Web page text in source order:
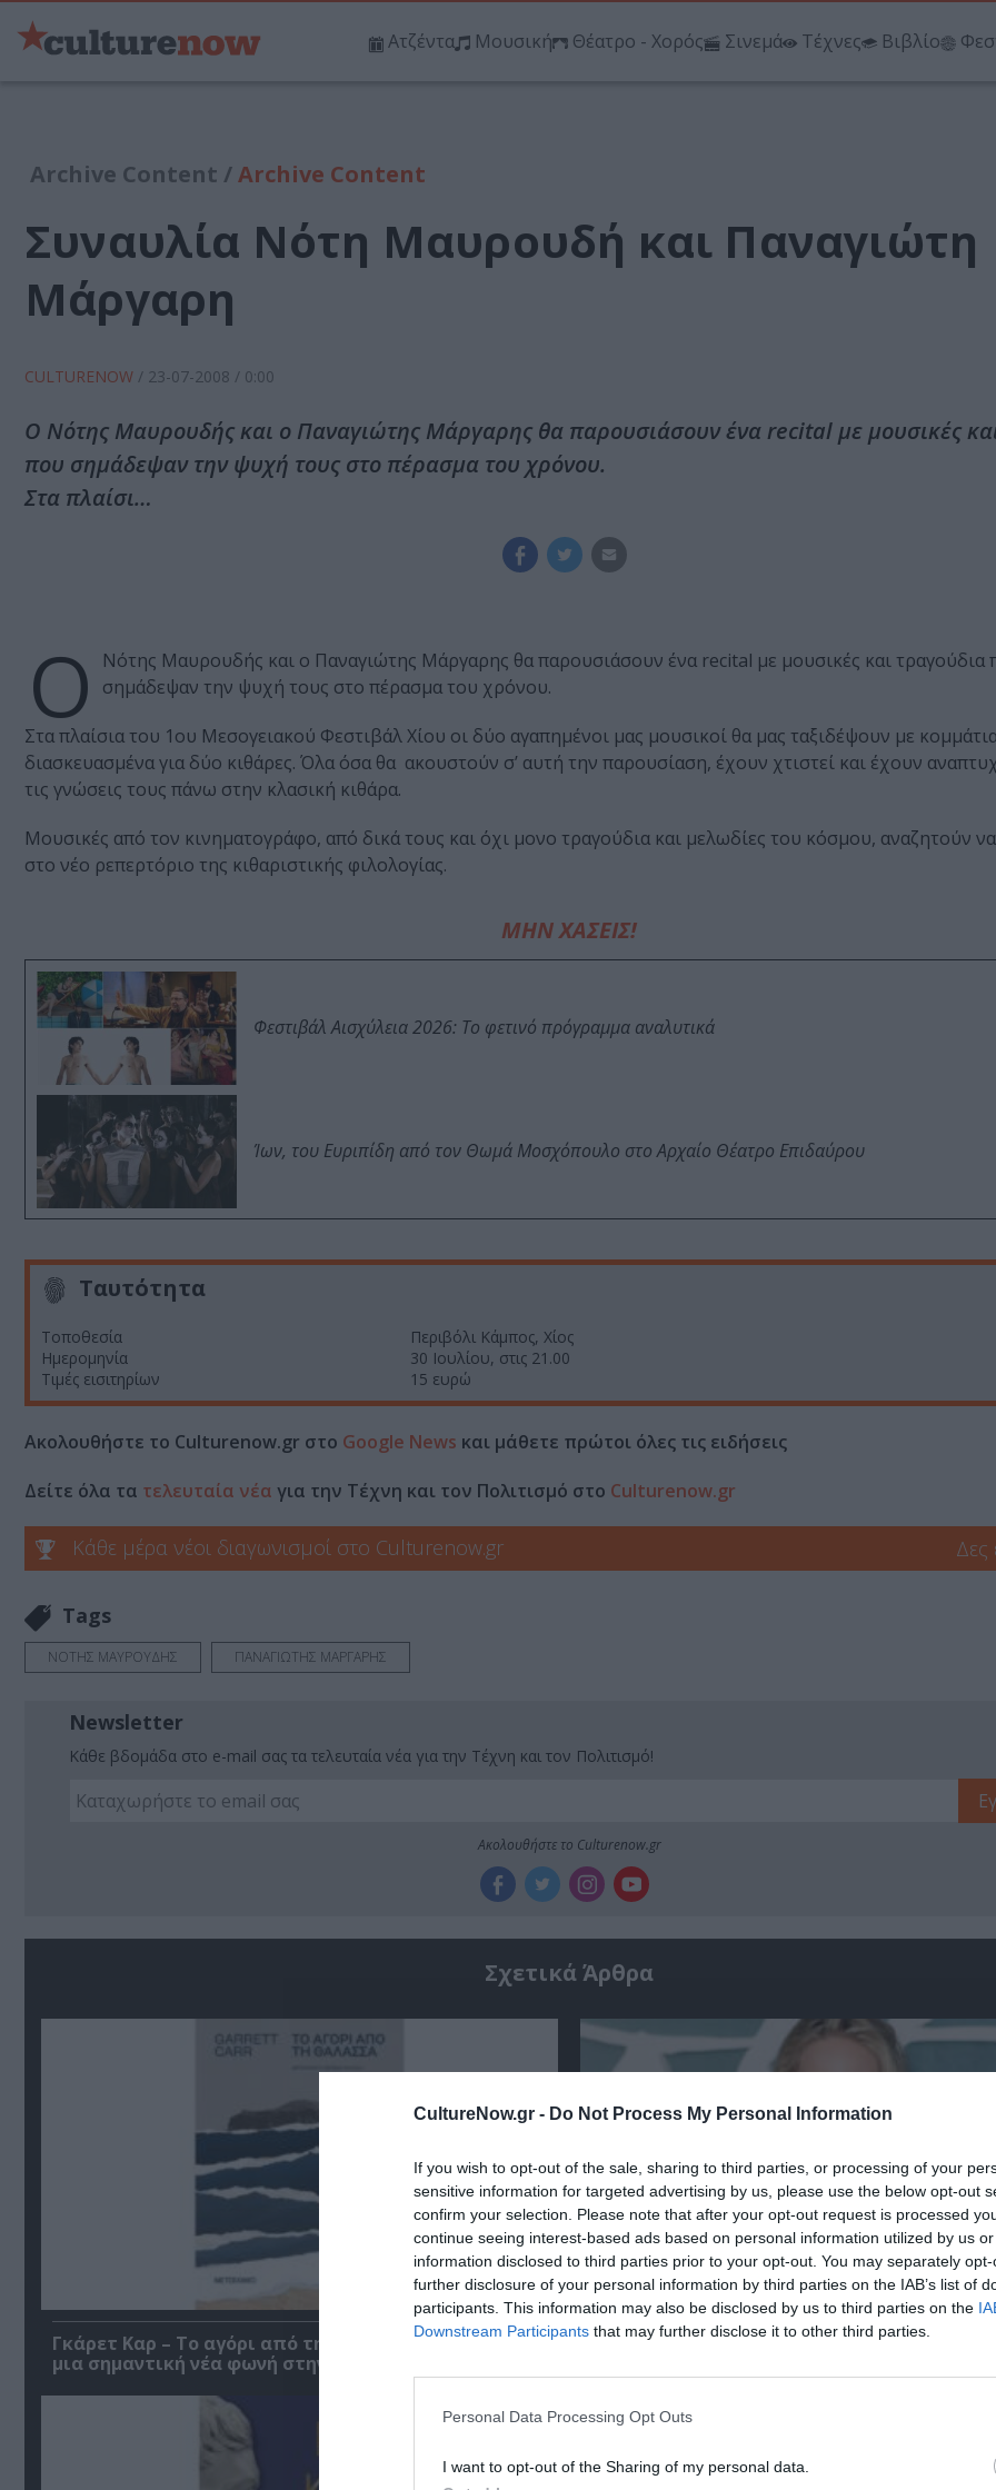
CultureNow.gr - Do Not Process My Personal Information
If you wish to opt-out of the sale, sharing to third parties, or processing of your
sensitive information for targeted advertising by us, please use the below opt-out
confirm your selection. Please note that after your opt-out request is processed
continue seeing interest-based ads based on personal information utilized by us
information disclosed to third parties prior to your opt-out. You may separately
further disclosure of your personal information by third parties on the IAB’s list of
participants. This information may also be disclosed by us to third parties on the
Downstream Participants that may further disclose it to other third parties.
Personal Data Processing Opt Outs
I want to opt-out of the Sharing of my personal data.
Ατζέντα Μουσική Θέατρο - Χορός Σινεμά Τέχνες Βιβλίο
Archive Content /Archive Content
Συναυλία Νότη Μαυρουδή και Παναγιώτη
Μάργαρη
CULTURENOW / 23-07-2008 / 0:00
Ο Νότης Μαυρουδής και ο Παναγιώτης Μάργαρης θα παρουσιάσουν ένα recital με μουσικές
που σημάδεψαν την ψυχή τους στο πέρασμα του χρόνου.
Στα πλαίσι…
Ο
Νότης Μαυρουδής και ο Παναγιώτης Μάργαρης θα παρουσιάσουν ένα recital με μουσικές και τραγούδια
σημάδεψαν την ψυχή τους στο πέρασμα του χρόνου.
Στα πλαίσια του 1ου Μεσογειακού Φεστιβάλ Χίου οι δύο αγαπημένοι μας μουσικοί θα μας ταξιδέψουν με
διασκευασμένα για δύο κιθάρες. Όλα όσα θα ακουστούν σ’ αυτή την παρουσίαση, έχουν χτιστεί και έχουν
τις γνώσεις τους πάνω στην κλασική κιθάρα.
Μουσικές από τον κινηματογράφο, από δικά τους και όχι μονο τραγούδια και μελωδίες του κόσμου, αναζητούν
στο νέο ρεπερτόριο της κιθαριστικής φιλολογίας.
ΜΗΝ ΧΑΣΕΙΣ!
Φεστιβάλ Αισχύλεια 2026: Το φετινό πρόγραμμα αναλυτικά
Ίων, του Ευριπίδη από τον Θωμά Μοσχόπουλο στο Αρχαίο Θέατρο Επιδαύρου
Ταυτότητα
Τοποθεσία
Περιβόλι Κάμπος, Χίος
Ημερομηνία
30 Ιουλίου, στις 21.00
Τιμές εισιτηρίων
15 ευρώ
Ακολουθήστε το Culturenow.gr στο Google News και μάθετε πρώτοι όλες τις ειδήσεις
Δείτε όλα τα τελευταία νέα για την Τέχνη και τον Πολιτισμό στο Culturenow.gr
Κάθε μέρα νέοι διαγωνισμοί στο Culturenow.gr Δες
Tags
ΝΟΤΗΣ ΜΑΥΡΟΥΔΗΣ ΠΑΝΑΓΙΩΤΗΣ ΜΑΡΓΑΡΗΣ
Newsletter
Κάθε βδομάδα στο e-mail σας τα τελευταία νέα για την Τέχνη και τον Πολιτισμό!
Ακολουθήστε το Culturenow.gr
Σχετικά Άρθρα
Γκάρετ Καρ – Το αγόρι από τη θάλασσα: Βιβλίο από
μια σημαντική νέα φωνή στην ιρλανδική λογοτεχνία
Miss Piggy: Τζένιφερ Λόρενς και Έμα Στόουν
Τρεις μήνες γεμάτοι φωτογραφικές